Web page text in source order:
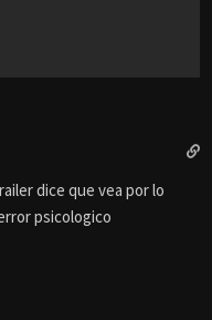
dice que vea por lo
psicologico